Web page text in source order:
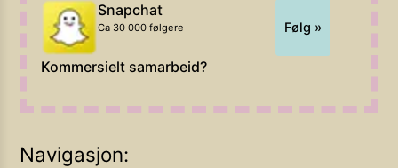
Snapchat
Ca 30 000 følgere Følg »
Kommersielt samarbeid?
Navigasjon: